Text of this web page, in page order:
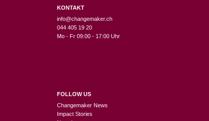
KONTAKT
info@changemaker.ch
044 405 19 20
Mo - Fr 09:00 - 17:00 Uhr
FOLLOW US
Changemaker News
Impact Stories